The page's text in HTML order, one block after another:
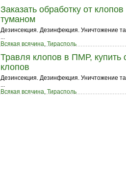
Заказать обработку от
туманом
Дезинсекция. Дезинфекция. Уничтожение
...
Всякая всячина, Тирасполь
Травля клопов в ПМР, купить
клопов
Дезинсекция. Дезинфекция. Уничтожение
...
Всякая всячина, Тирасполь